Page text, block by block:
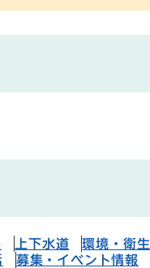
上下水道 環境・衛生
募集・イベント情報